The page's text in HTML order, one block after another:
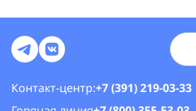
Контакт-центр:+7 (391) 219-03-33